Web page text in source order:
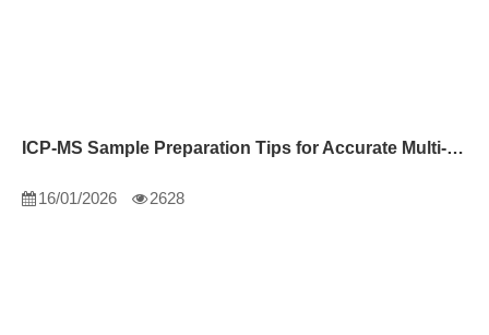
ICP-MS Sample Preparation Tips for Accurate Multi-Element Analysis
16/01/2026 2628